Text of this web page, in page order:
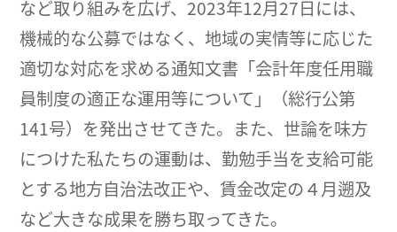
など取り組みを広げ、2023年12月27日には、
機械的な公募ではなく、地域の実情等に応じた
適切な対応を求める通知文書「会計年度任用職
員制度の適正な運用等について」（総行公第
141号）を発出させてきた。また、世論を味方
につけた私たちの運動は、勤勉手当を支給可能
とする地方自治法改正や、賃金改定の４月遡及
など大きな成果を勝ち取ってきた。